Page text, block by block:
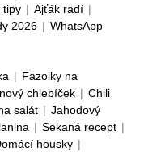
tipy | Ajťák radí |
2026 | WhatsApp
| Fazolky na
chlebíček | Chili
salát | Jahodový
| Sekaná recept |
housky |